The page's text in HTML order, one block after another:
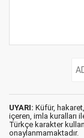
UYARI: Küfür,
içeren, imla kuralları
Türkçe karakter
onaylanmamaktadır.